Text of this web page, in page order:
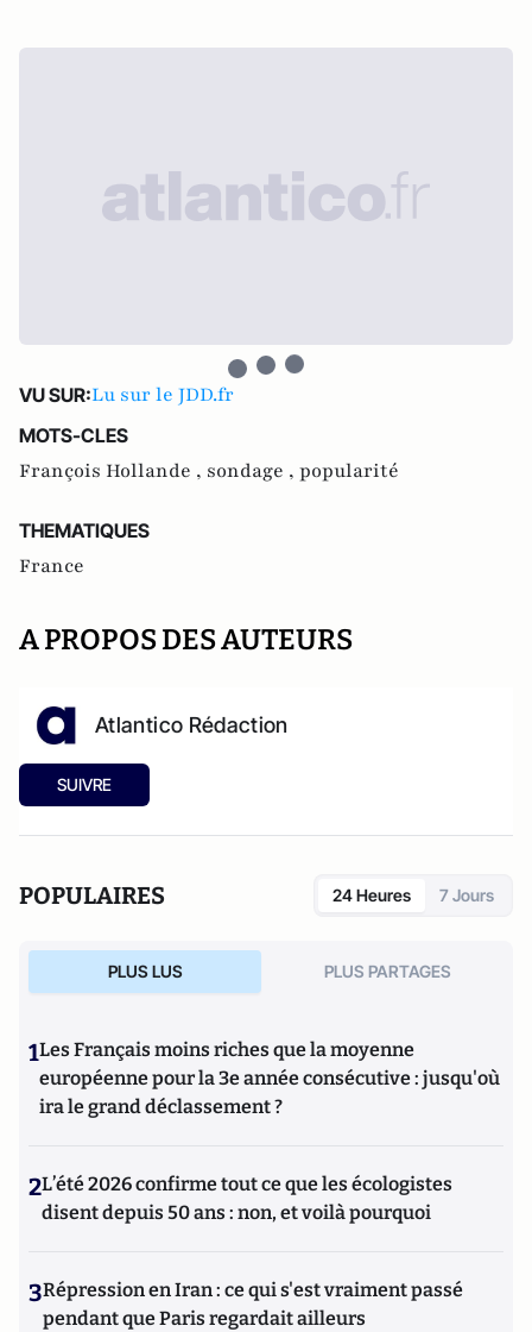
VU SUR:Lu sur le JDD.fr
MOTS-CLES
François Hollande , sondage , popularité
THEMATIQUES
France
A PROPOS DES AUTEURS
Atlantico Rédaction
SUIVRE
POPULAIRES 24 Heures 7 Jours
PLUS LUS PLUS PARTAGES
1Les Français moins riches que la moyenne
européenne pour la 3e année consécutive : jusqu'où
ira le grand déclassement ?
2L’été 2026 confirme tout ce que les écologistes
disent depuis 50 ans : non, et voilà pourquoi
3Répression en Iran : ce qui s'est vraiment passé
pendant que Paris regardait ailleurs